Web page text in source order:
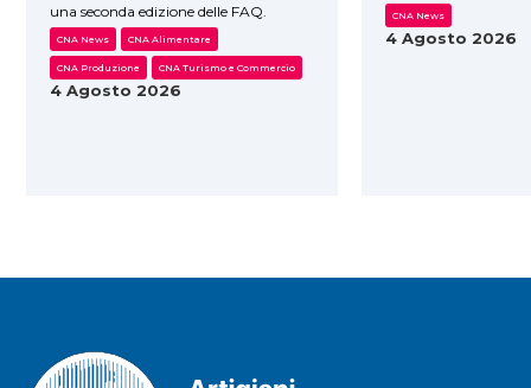
una seconda edizione delle FAQ.
CNA News CNA Alimentare
CNA Produzione CNA Turismo e Commercio
4 Agosto 2026
CNA News
4 Agosto 2026